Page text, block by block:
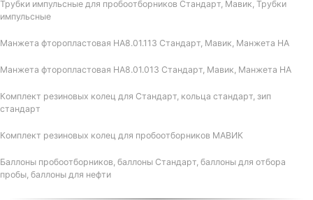
Трубки импульсные для пробоотборников Стандарт, Мавик, Трубки
импульсные
Манжета фторопластовая НА8.01.113 Стандарт, Мавик, Манжета НА
Манжета фторопластовая НА8.01.013 Стандарт, Мавик, Манжета НА
Комплект резиновых колец для Стандарт, кольца стандарт, зип
стандарт
Комплект резиновых колец для пробоотборников МАВИК
Баллоны пробоотборников, баллоны Стандарт, баллоны для отбора
пробы, баллоны для нефти